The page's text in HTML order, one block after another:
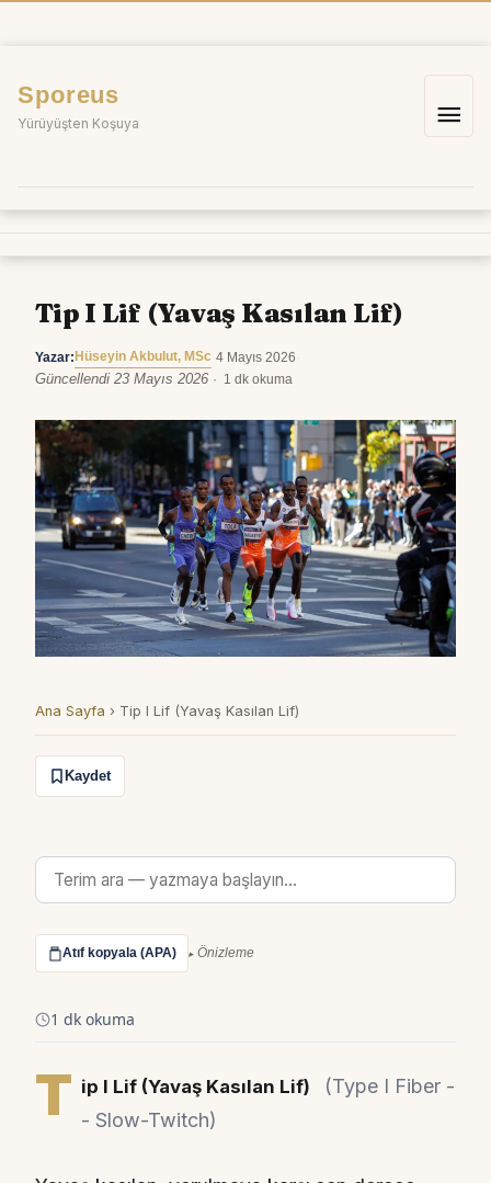
Sporeus
Yürüyüşten Koşuya
Ana
Tip I Lif (Yavaş Kasılan Lif)
Yazar: Hüseyin Akbulut, MSc 4 Mayıs 2026
Güncellendi 23 Mayıs 2026 1 dk okuma
Ana Sayfa › Tip I Lif (Yavaş Kasılan Lif)
Kaydet
Atıf kopyala (APA) Önizleme
1 dk okuma
T ip I Lif (Yavaş Kasılan Lif)
(Type I Fiber -
- Slow-Twitch)